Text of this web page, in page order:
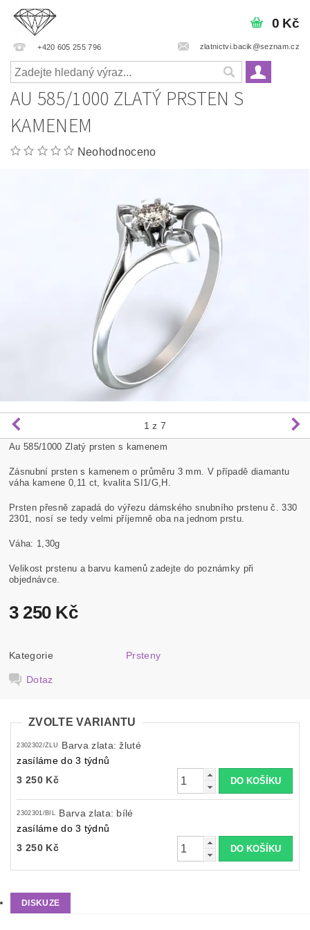
+420 605 255 796 zlatnictvi.bacik@seznam.cz
0 Kč
AU 585/1000 ZLATÝ PRSTEN S
KAMENEM
Neohodnoceno
1 z 7
Au 585/1000 Zlatý prsten s kamenem
Zásnubní prsten s kamenem o průměru 3 mm. V případě diamantu
váha kamene 0,11 ct, kvalita SI1/G,H.
Prsten přesně zapadá do výřezu dámského snubního prstenu č. 330
2301, nosí se tedy velmi příjemně oba na jednom prstu.
Váha: 1,30g
Velikost prstenu a barvu kamenů zadejte do poznámky při
objednávce.
3 250 Kč
Kategorie Prsteny
Dotaz
ZVOLTE VARIANTU
2302302/ZLU
Barva zlata: žluté
zasíláme do 3 týdnů
3 250 Kč
2302301/BIL
Barva zlata: bílé
zasíláme do 3 týdnů
3 250 Kč
DISKUZE